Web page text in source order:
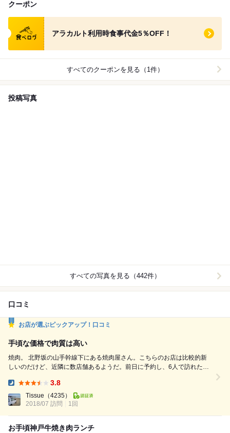
クーポン
食べログ クーポン
アラカルト利用時食事代金5％OFF！
すべてのクーポンを見る（1件）
投稿写真
すべての写真を見る（442件）
口コミ
お店が選ぶピックアップ！口コミ
手頃な価格で肉質は高い
焼肉。 北野坂の山手幹線下にある焼肉屋さん。こちらのお店は比較的新
しいのだけど、近隣に数店舗あるようだ。前日に予約し、6人で訪れた。
前、ロース×4人前、サガリ×4人前、ハラミ×4人前、上ミノ×4人前、焼き
野菜×2人前、キムチ盛合せ×2人前を注文。瓶ビールはアサヒかキリンな
3.8
Tissue （4235）
2018/07 訪問
1回
お手頃神戸牛焼き肉ランチ